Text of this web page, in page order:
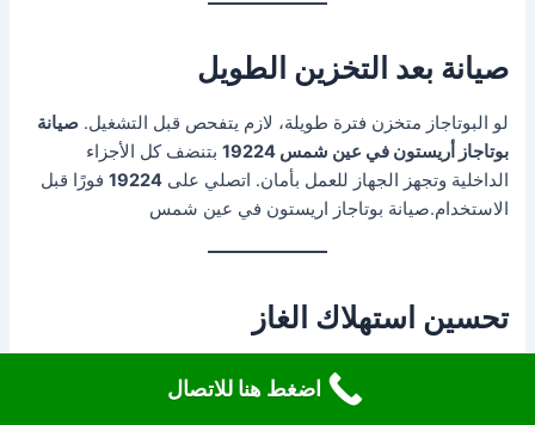
صيانة بعد التخزين الطويل
لو البوتاجاز متخزن فترة طويلة، لازم يتفحص قبل التشغيل.صيانة
بوتاجاز أريستون في عين شمس 19224
بتنضف كل الأجزاء
الداخلية وتجهز الجهاز للعمل بأمان. اتصلي على19224 فورًا قبل
الاستخدام.صيانة بوتاجاز اريستون في عين شمس
تحسين استهلاك الغاز
البوتاجاز اللي مش شغال مظبوط بيهدر الغاز. مع
أريستون في عين شمس 19224
، الأداء بيتحسن واستهلاك الغاز
اضغط هنا للاتصال